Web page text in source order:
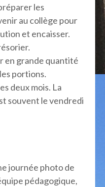
les
au collège pour
et encaisser.
en grande quantité
portions.
deux mois. La
souvent le vendredi
journée photo de
pédagogique,